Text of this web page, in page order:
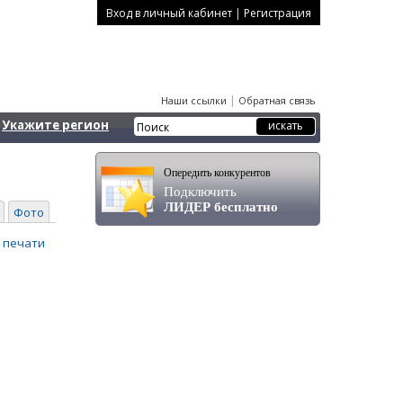
Вход в личный кабинет | Регистрация
Наши ссылки | Обратная связь
Укажите регион
Фото
Опередить конкурентов
Подключить
ЛИДЕР бесплатно